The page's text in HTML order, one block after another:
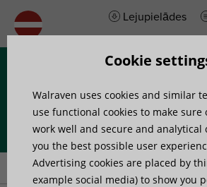
Lejupielādes
Home»Products »Walraven Aero® (M8)
Cookie
Walraven uses cookies and similar
use functional cookies to make sure
work well and secure and analytical
you the best possible user
Advertising cookies are placed by
example social media) to show you